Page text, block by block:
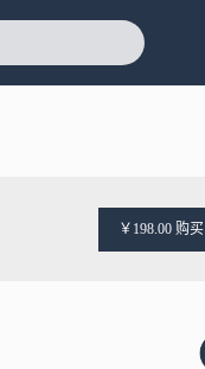
￥198.00 购买